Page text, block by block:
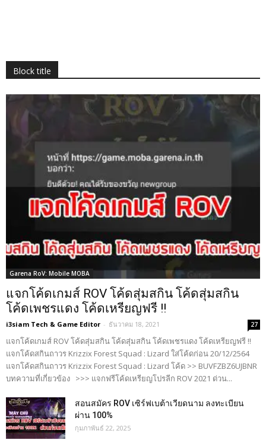
Block title
Garena RoV: Mobile MOBA
แจกโค้ดเกมส์ ROV โค้ดสุ่มสกิน โค้ดสุ่มสกิน
โค้ดเพชรแดง โค้ดเหรียญฟรี !!
i3siam Tech & Game Editor - ธันวาคม 18, 2021 27
แจกโค้ดเกมส์ ROV โค้ดสุ่มสกิน โค้ดสุ่มสกิน โค้ดเพชรแดง โค้ดเหรียญฟรี !!
แจกโค้ดสกินถาวร Krizzix Forest Squad : Lizard ใส่โค้ดก่อน 20/12/2564
แจกโค้ดสกินถาวร Krizzix Forest Squad : Lizard โค้ด >> BUVFZBZ6UJBNR
บทความที่เกี่ยวข้อง >>> แจกฟรีโค้ดเหรียญโปรลีก ROV 2021 ด่วน...
สอนสมัคร ROV เซิร์ฟเบต้าเวียดนาม ลงทะเบียน
ผ่าน 100%
กุมภาพันธ์ 22, 2025